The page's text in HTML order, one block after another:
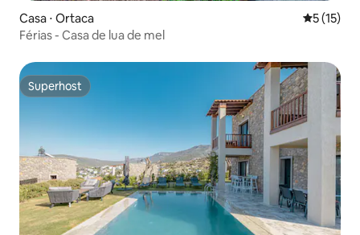
Casa ⋅ Ortaca 5 de uma
5 (15)
Férias - Casa de lua de mel
Superhost
Superhost